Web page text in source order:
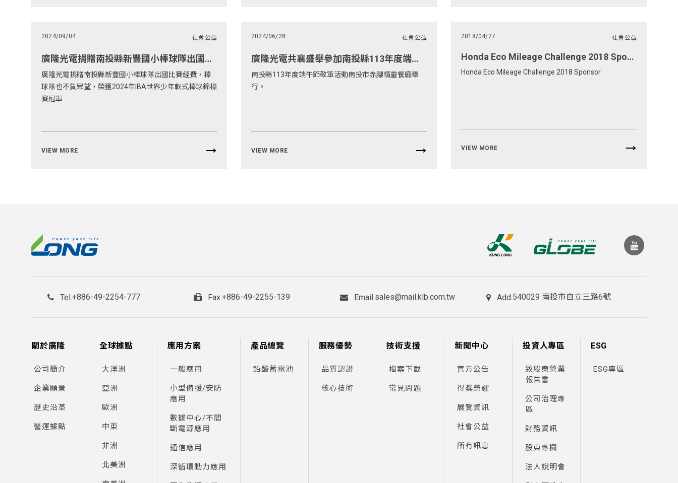
2024/09/04 社會公益
廣隆光電捐贈南投縣新豐國小棒球隊出國比賽經費
廣隆光電捐贈南投縣新豐國小棒球隊出國比賽經費，棒
球隊也不負眾望，榮獲2024年IBA世界少年軟式棒球錦標
賽冠軍
VIEW MORE
2024/06/28 社會公益
廣隆光電共襄盛舉參加南投縣113年度端午節敬軍活動
南投縣113年度端午節敬軍活動南投市赤腳精靈餐廳舉
行。
VIEW MORE
2018/04/27 社會公益
Honda Eco Mileage Challenge 2018 Sponsor
Honda Eco Mileage Challenge 2018 Sponsor
VIEW MORE
Tel.+886-49-2254-777 Fax.+886-49-2255-139 Email.sales@mail.klb.com.tw Add.540029 南投市自立三路6號
關於廣隆
公司簡介
企業願景
歷史沿革
營運據點
全球據點
大洋洲
亞洲
歐洲
中東
非洲
北美洲
應用方案
一般應用
小型備援/安防
應用
數據中心/不間
斷電源應用
通信應用
深循環動力應用
產品總覽
鉛酸蓄電池
服務優勢
品質認證
核心技術
技術支援
檔案下載
常見問題
新聞中心
官方公告
得獎榮耀
展覽資訊
社會公益
所有訊息
投資人專區
致股東營業
報告書
公司治理專
區
財務資訊
股東專欄
法人說明會
ESG
ESG專區